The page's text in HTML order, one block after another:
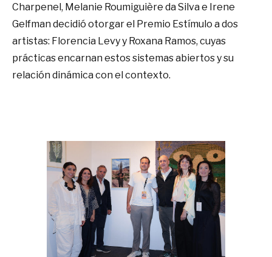
Charpenel, Melanie Roumiguière da Silva e Irene
Gelfman decidió otorgar el Premio Estímulo a dos
artistas: Florencia Levy y Roxana Ramos, cuyas
prácticas encarnan estos sistemas abiertos y su
relación dinámica con el contexto.